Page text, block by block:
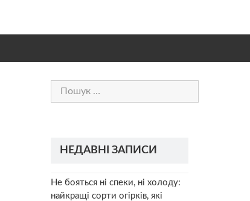
Пошук:
НЕДАВНІ ЗАПИСИ
Не бояться ні спеки, ні холоду:
найкращі сорти огірків, які